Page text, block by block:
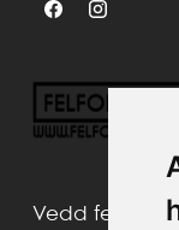
Vedd fel